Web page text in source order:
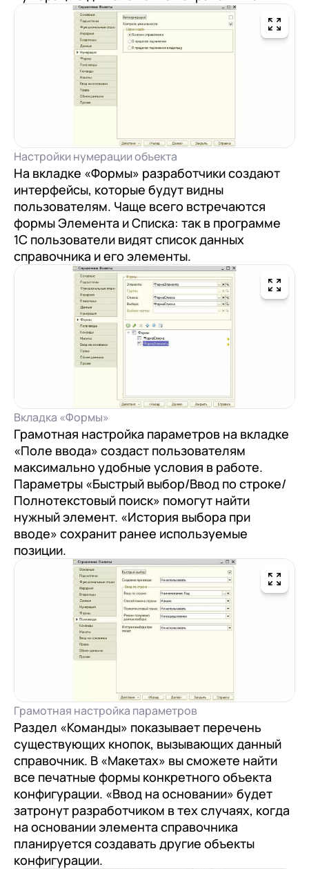
Настройки нумерации объекта
На вкладке «Формы» разработчики создают
интерфейсы, которые будут видны
пользователям. Чаще всего встречаются
формы Элемента и Списка: так в программе
1С пользователи видят список данных
справочника и его элементы.
Вкладка «Формы»
Грамотная настройка параметров на вкладке
«Поле ввода» создаст пользователям
максимально удобные условия в работе.
Параметры «Быстрый выбор/Ввод по строке/
Полнотекстовый поиск» помогут найти
нужный элемент. «История выбора при
вводе» сохранит ранее используемые
позиции.
Грамотная настройка параметров
Раздел «Команды» показывает перечень
существующих кнопок, вызывающих данный
справочник. В «Макетах» вы сможете найти
все печатные формы конкретного объекта
конфигурации. «Ввод на основании» будет
затронут разработчиком в тех случаях, когда
на основании элемента справочника
планируется создавать другие объекты
конфигурации.